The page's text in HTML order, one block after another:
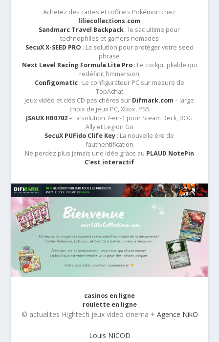
Achetez des cartes et coffrets Pokémon chez
liliecollections.com
Sandmarc Travel Backpack : le sac ultime pour
technophiles et gamers nomades
SecuX X-SEED PRO : La solution pour protéger votre seed
phrase
Next Level Racing Formula Lite Pro: Le cockpit pliable qui
redéfinit l’immersion
Configomatic: Le configurateur PC sur mesure de
TopAchat
Jeux vidéo et clés CD pas chères sur Difmark.com – large
choix de jeux PC, Xbox, PS5
JSAUX HB0702– La solution 7-en-1 pour Steam Deck, ROG
Ally et Legion Go
SecuX PUFido Clife Key : La nouvelle ère de
l’authentification
Ne perdez plus jamais une idée grâce au PLAUD NotePin
C’est interactif
casinos en ligne
roulette en ligne
© actualites Hightech jeux video cinema + Agence NikO
Louis NICOD